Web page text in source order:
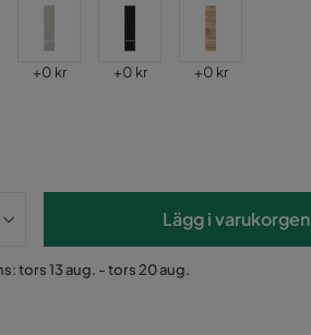
Pris
+0 kr Pris
+0 kr Pris
+0 kr
Lägg i varukorgen
tors 13 aug. - tors 20 aug.